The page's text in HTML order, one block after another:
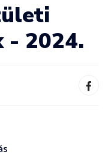
- 2024.